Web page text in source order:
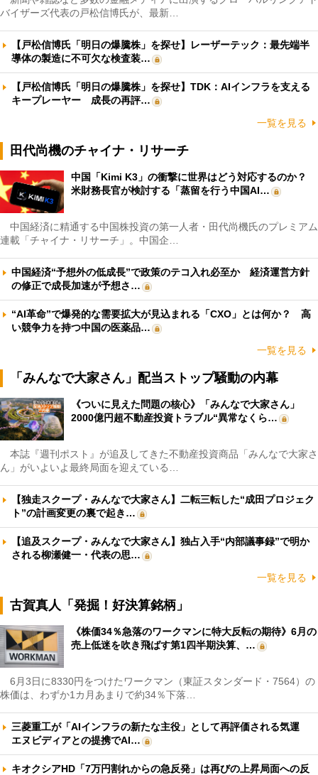
バイザーズ代表の戸松信博氏が、最新…
【戸松信博氏「明日の爆騰株」を探せ】レーザーテック：最先端半
導体の製造に不可欠な検査装…
【戸松信博氏「明日の爆騰株」を探せ】TDK：AIインフラを支える
キープレーヤー 成長の再評…
一覧を見る
田代尚機のチャイナ・リサーチ
中国「Kimi K3」の衝撃に世界はどう対応するのか？
米財務長官が検討する「蒸留を行う中国AI…
中国経済に精通する中国株投資の第一人者・田代尚機氏のプレミアム
連載「チャイナ・リサーチ」。中国企…
中国経済“予想外の低成長”で政策のテコ入れ必至か 経済運営方針
の修正で成長加速が予想さ…
“AI革命”で爆発的な需要拡大が見込まれる「CXO」とは何か？ 高
い競争力を持つ中国の医薬品…
一覧を見る
「みんなで大家さん」配当ストップ騒動の内幕
《ついに見えた問題の核心》「みんなで大家さん」
2000億円超不動産投資トラブル“異常なくら…
本誌『週刊ポスト』が追及してきた不動産投資商品「みんなで大家さ
ん」がいよいよ最終局面を迎えている…
【独走スクープ・みんなで大家さん】二転三転した“成田プロジェク
ト”の計画変更の裏で起き…
【追及スクープ・みんなで大家さん】独占入手“内部議事録”で明か
される柳瀬健一・代表の思…
一覧を見る
古賀真人「発掘！好決算銘柄」
《株価34％急落のワークマンに特大反転の期待》6月の
売上低迷を吹き飛ばす第1四半期決算、…
6月3日に8330円をつけたワークマン（東証スタンダード・7564）の
株価は、わずか1カ月あまりで約34％下落…
三菱重工が「AIインフラの新たな主役」として再評価される気運
エヌビディアとの提携でAI…
キオクシアHD「7万円割れからの急反発」は再びの上昇局面への反